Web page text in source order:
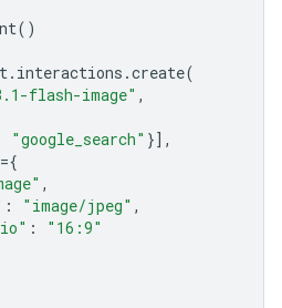
()
. interactions .create(
flash-image" ,
"google_search" }],
={
,
: "image/jpeg" ,
:
"16:9"